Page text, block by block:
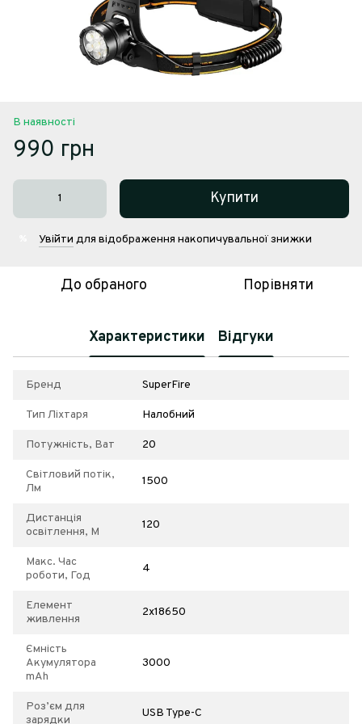
В наявності
990 грн
Купити
Увійти для відображення накопичувальної знижки
До обраного Порівняти
Характеристики Відгуки
Бренд SuperFire
Тип Ліхтаря Налобний
Потужність, Ват 20
Світловий потік,
Лм
1500
Дистанція
освітлення, М
120
Макс. Час
роботи, Год
4
Елемент
живлення
2x18650
Ємність
Акумулятора
mAh
3000
Роз’єм для
зарядки
USB Type-C